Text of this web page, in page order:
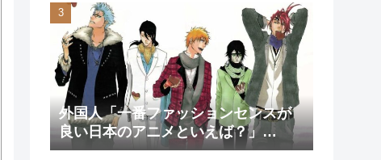
外国人「一番ファッションセンスが
良い日本のアニメといえば？」
→「一択でしょ」（海外の反応）